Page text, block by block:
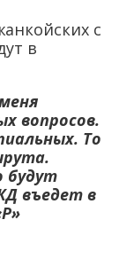
с
в
вопросов.
То
будут
въедет в